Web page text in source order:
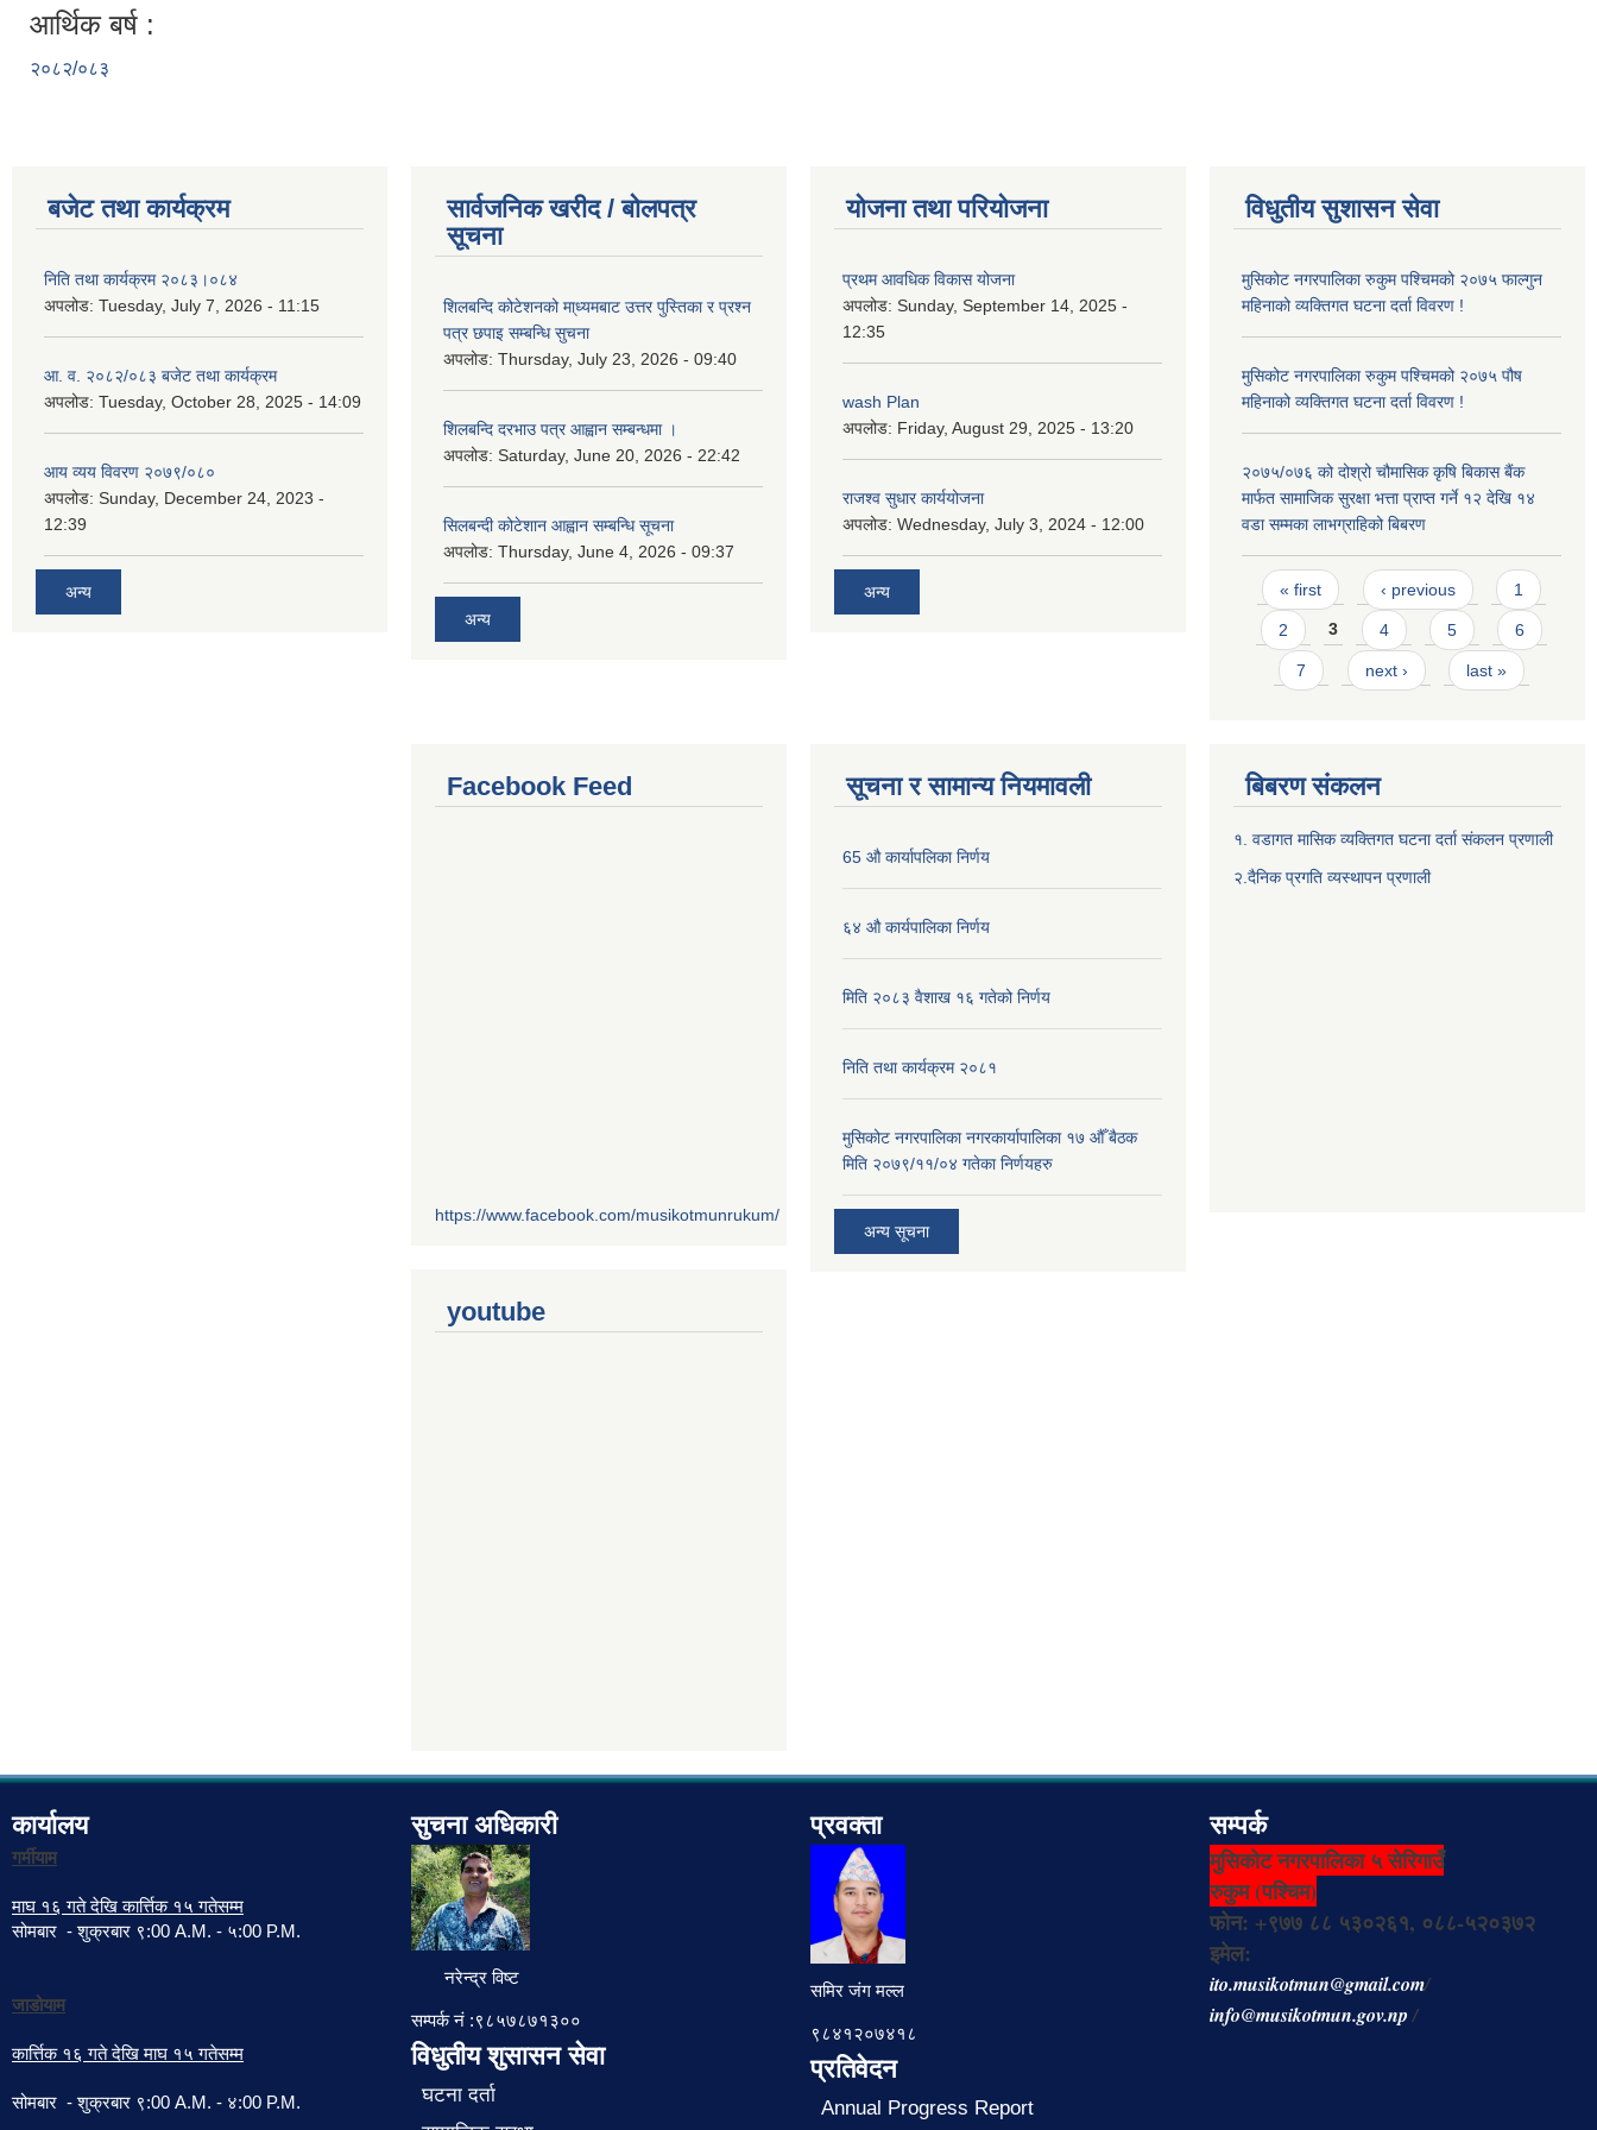
आर्थिक बर्ष :
२०८२/०८३
बजेट तथा कार्यक्रम
निति तथा कार्यक्रम २०८३।०८४
अपलोड: Tuesday, July 7, 2026 - 11:15
आ. व. २०८२/०८३ बजेट तथा कार्यक्रम
अपलोड: Tuesday, October 28, 2025 - 14:09
आय व्यय विवरण २०७९/०८०
अपलोड: Sunday, December 24, 2023 -
12:39
अन्य
सार्वजनिक खरीद / बोलपत्र
सूचना
शिलबन्दि कोटेशनको मा्ध्यमबाट उत्तर पुस्तिका र प्रश्न
पत्र छपाइ सम्बन्धि सुचना
अपलोड: Thursday, July 23, 2026 - 09:40
शिलबन्दि दरभाउ पत्र आह्वान सम्बन्धमा ।
अपलोड: Saturday, June 20, 2026 - 22:42
सिलबन्दी कोटेशान आह्वान सम्बन्धि सूचना
अपलोड: Thursday, June 4, 2026 - 09:37
अन्य
योजना तथा परियोजना
प्रथम आवधिक विकास योजना
अपलोड: Sunday, September 14, 2025 -
12:35
wash Plan
अपलोड: Friday, August 29, 2025 - 13:20
राजश्व सुधार कार्ययोजना
अपलोड: Wednesday, July 3, 2024 - 12:00
अन्य
विधुतीय सुशासन सेवा
मुसिकोट नगरपालिका रुकुम पश्चिमको २०७५ फाल्गुन
महिनाको व्यक्तिगत घटना दर्ता विवरण !
मुसिकोट नगरपालिका रुकुम पश्चिमको २०७५ पौष
महिनाको व्यक्तिगत घटना दर्ता विवरण !
२०७५/०७६ को दोश्रो चौमासिक कृषि बिकास बैंक
मार्फत सामाजिक सुरक्षा भत्ता प्राप्त गर्ने १२ देखि १४
वडा सम्मका लाभग्राहिको बिबरण
Pages
« first ‹ previous 1
2 3 4 5 6
7 next › last »
Facebook Feed
https://www.facebook.com/musikotmunrukum/
youtube
सूचना र सामान्य नियमावली
65 औ कार्यापलिका निर्णय
६४ औ कार्यपालिका निर्णय
मिति २०८३ वैशाख १६ गतेको निर्णय
निति तथा कार्यक्रम २०८१
मुसिकोट नगरपालिका नगरकार्यापालिका १७ औँ बैठक
मिति २०७९/११/०४ गतेका निर्णयहरु
अन्य सूचना
बिबरण संकलन
१. वडागत मासिक व्यक्तिगत घटना दर्ता संकलन प्रणाली
२.दैनिक प्रगति व्यस्थापन प्रणाली
कार्यालय
गर्मीयाम
माघ १६ गते देखि कार्त्तिक १५ गतेसम्म
सोमबार - शुक्रबार ९:00 A.M. - ५:00 P.M.
जाडोयाम
कार्त्तिक १६ गते देखि माघ १५ गतेसम्म
सोमबार - शुक्रबार ९:00 A.M. - ४:00 P.M.
सुचना अधिकारी
नरेन्द्र विष्ट
सम्पर्क नं :९८५७८७१३००
विधुतीय शुसासन सेवा
घटना दर्ता
प्रवक्ता
समिर जंग मल्ल
९८४१२०७४१८
प्रतिवेदन
Annual Progress Report
सम्पर्क
मुसिकोट नगरपालिका ५ सेरिगाउँ
रुकुम (पश्चिम)
फोन: +९७७ ८८ ५३०२६१, ०८८-५२०३७२
इमेल:
ito.musikotmun@gmail.com/
info@musikotmun.gov.np/